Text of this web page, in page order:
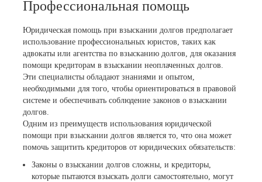
Профессиональная помощь
Юридическая помощь при взыскании долгов предполагает
использование профессиональных юристов, таких как
адвокаты или агентства по взысканию долгов, для оказания
помощи кредиторам в взыскании неоплаченных долгов.
Эти специалисты обладают знаниями и опытом,
необходимыми для того, чтобы ориентироваться в правовой
системе и обеспечивать соблюдение законов о взыскании
долгов.
Одним из преимуществ использования юридической
помощи при взыскании долгов является то, что она может
помочь защитить кредиторов от юридических обязательств:
Законы о взыскании долгов сложны, и кредиторы,
которые пытаются взыскать долги самостоятельно, могут